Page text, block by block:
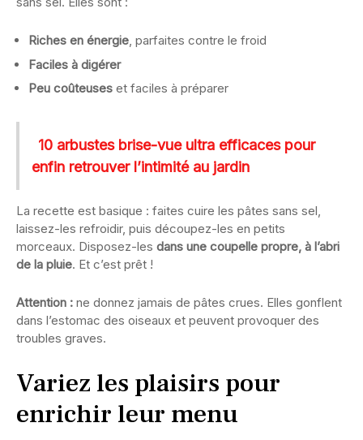
Riches en énergie, parfaites contre le froid
Faciles à digérer
Peu coûteuses et faciles à préparer
10 arbustes brise-vue ultra efficaces pour
enfin retrouver l’intimité au jardin
La recette est basique : faites cuire les pâtes sans sel,
laissez-les refroidir, puis découpez-les en petits
morceaux. Disposez-les dans une coupelle propre, à l’abri
de la pluie. Et c’est prêt !
Attention : ne donnez jamais de pâtes crues. Elles gonflent
dans l’estomac des oiseaux et peuvent provoquer des
troubles graves.
Variez les plaisirs pour
enrichir leur menu